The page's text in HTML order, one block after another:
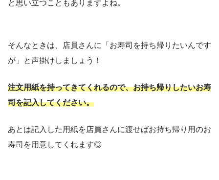
と思い立つこともありますよね。
そんなときは、店員さんに「お寿司を持ち帰りたいんです
が」と声掛けしましょう！
注文用紙を持ってきてくれるので、お持ち帰りしたいお寿
司を記入してください。
あとは記入した用紙を店員さんに渡せばお持ち帰り用のお
寿司を用意してくれます◎